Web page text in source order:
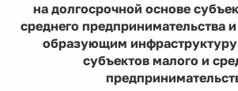
на долгосрочной основе
среднего предпринимательства
образующим
субъектов малого и